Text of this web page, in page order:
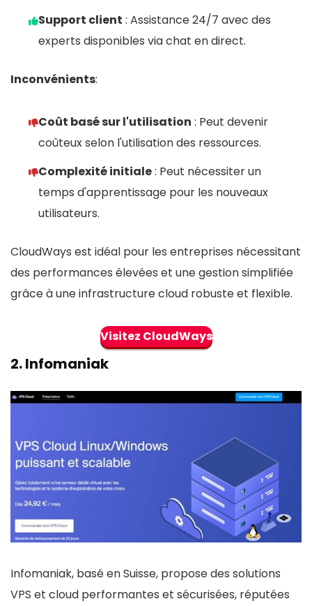
Sauvegardes et Snapshot : Inclus
Support technique : Basé en France
CONTRE:
fiabilité
Coûts Supplémentaires : Certaines
fonctionnalités ou services additionnels peuvent
Support client : Assistance 24/7 avec des
experts disponibles via chat en direct.
Inconvénients:
Coût basé sur l'utilisation : Peut devenir
coûteux selon l'utilisation des ressources.
Complexité initiale: Peut nécessiter un
temps d'apprentissage pour les nouveaux
utilisateurs.
CloudWays est idéal pour les entreprises nécessitant
des performances élevées et une gestion simplifiée
grâce à une infrastructure cloud robuste et flexible.
Visitez CloudWays
2.Infomaniak
Infomaniak, basé en Suisse, propose des solutions
VPS et cloud performantes et sécurisées, réputées